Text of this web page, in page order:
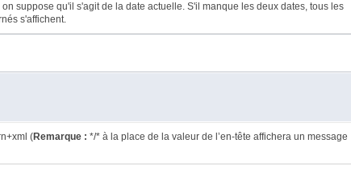
suppose qu'il s'agit de la date actuelle. S'il manque les deux dates, tous les
s'affichent.
(Remarque : */* à la place de la valeur de l’en-tête affichera un message